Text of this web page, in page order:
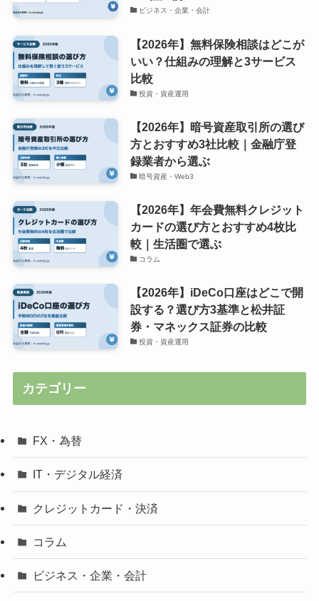
ビジネス・企業・会計
【2026年】無料保険相談はどこが
いい？仕組みの理解と3サービス
比較
投資・資産運用
【2026年】暗号資産取引所の選び
方とおすすめ3社比較｜金融庁登
録業者から選ぶ
暗号資産・Web3
【2026年】年会費無料クレジット
カードの選び方とおすすめ4枚比
較｜生活圏で選ぶ
コラム
【2026年】iDeCo口座はどこで開
設する？選び方3基準と松井証
券・マネックス証券の比較
投資・資産運用
カテゴリー
FX・為替
IT・デジタル経済
クレジットカード・決済
コラム
ビジネス・企業・会計